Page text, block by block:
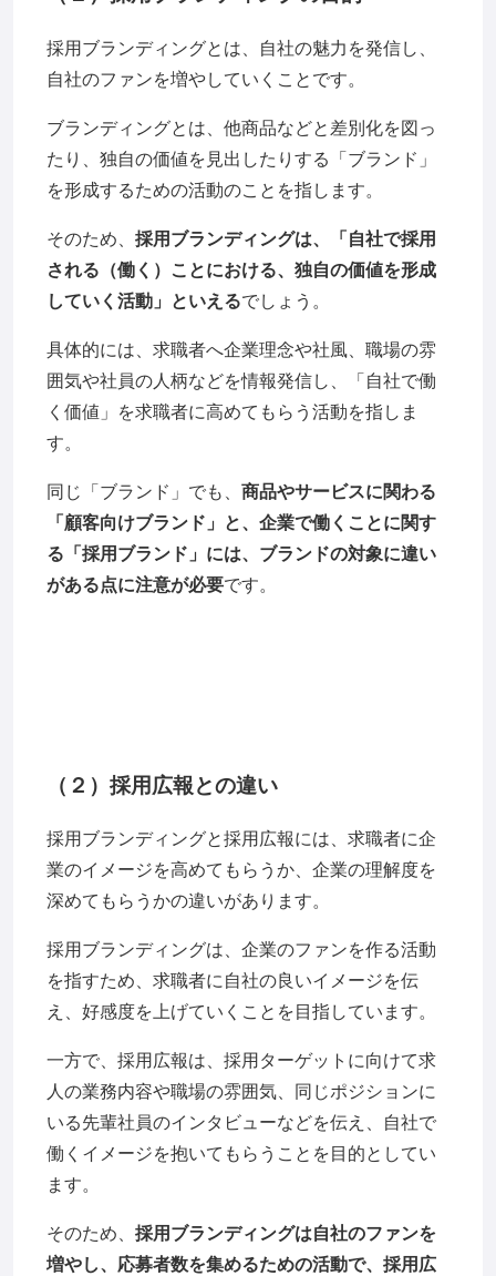
採用ブランディングとは、自社の魅力を発信し、
自社のファンを増やしていくことです。
ブランディングとは、他商品などと差別化を図っ
たり、独自の価値を見出したりする「ブランド」
を形成するための活動のことを指します。
そのため、 採用ブランディングは、「自社で採用
される（働く）ことにおける、独自の価値を形成
していく活動」といえるでしょう。
具体的には、求職者へ企業理念や社風、職場の雰
囲気や社員の人柄などを情報発信し、「自社で働
く価値」を求職者に高めてもらう活動を指しま
す。
同じ「ブランド」でも、 商品やサービスに関わる
「顧客向けブランド」と、企業で働くことに関す
る「採用ブランド」には、ブランドの対象に違い
がある点に注意が必要です。
（２）採用広報との違い
採用ブランディングと採用広報には、求職者に企
業のイメージを高めてもらうか、企業の理解度を
深めてもらうかの違いがあります。
採用ブランディングは、企業のファンを作る活動
を指すため、求職者に自社の良いイメージを伝
え、好感度を上げていくことを目指しています。
一方で、採用広報は、採用ターゲットに向けて求
人の業務内容や職場の雰囲気、同じポジションに
いる先輩社員のインタビューなどを伝え、自社で
働くイメージを抱いてもらうことを目的としてい
ます。
そのため、 採用ブランディングは自社のファンを
増やし、応募者数を集めるための活動で、採用広